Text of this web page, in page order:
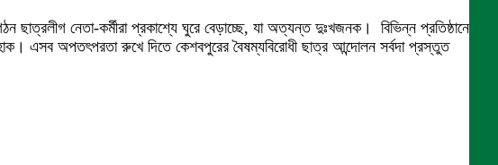
নেতা-কর্মীরা প্রকাশ্যে ঘুরে বেড়াচ্ছে, যা অত্যন্ত দুঃখজনক। বিভিন্ন প্রতিষ্ঠানের
এসব অপতৎপরতা রুখে দিতে কেশবপুরের বৈষম্যবিরোধী ছাত্র আন্দোলন সর্বদা প্রস্তুত